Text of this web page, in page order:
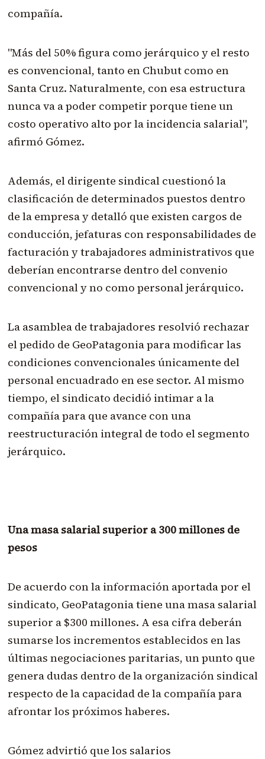
compañía.
"Más del 50% figura como jerárquico y el resto
es convencional, tanto en Chubut como en
Santa Cruz. Naturalmente, con esa estructura
nunca va a poder competir porque tiene un
costo operativo alto por la incidencia salarial",
afirmó Gómez.
Además, el dirigente sindical cuestionó la
clasificación de determinados puestos dentro
de la empresa y detalló que existen cargos de
conducción, jefaturas con responsabilidades de
facturación y trabajadores administrativos que
deberían encontrarse dentro del convenio
convencional y no como personal jerárquico.
La asamblea de trabajadores resolvió rechazar
el pedido de GeoPatagonia para modificar las
condiciones convencionales únicamente del
personal encuadrado en ese sector. Al mismo
tiempo, el sindicato decidió intimar a la
compañía para que avance con una
reestructuración integral de todo el segmento
jerárquico.
Una masa salarial superior a 300 millones de
pesos
De acuerdo con la información aportada por el
sindicato, GeoPatagonia tiene una masa salarial
superior a $300 millones. A esa cifra deberán
sumarse los incrementos establecidos en las
últimas negociaciones paritarias, un punto que
genera dudas dentro de la organización sindical
respecto de la capacidad de la compañía para
afrontar los próximos haberes.
Gómez advirtió que los salarios